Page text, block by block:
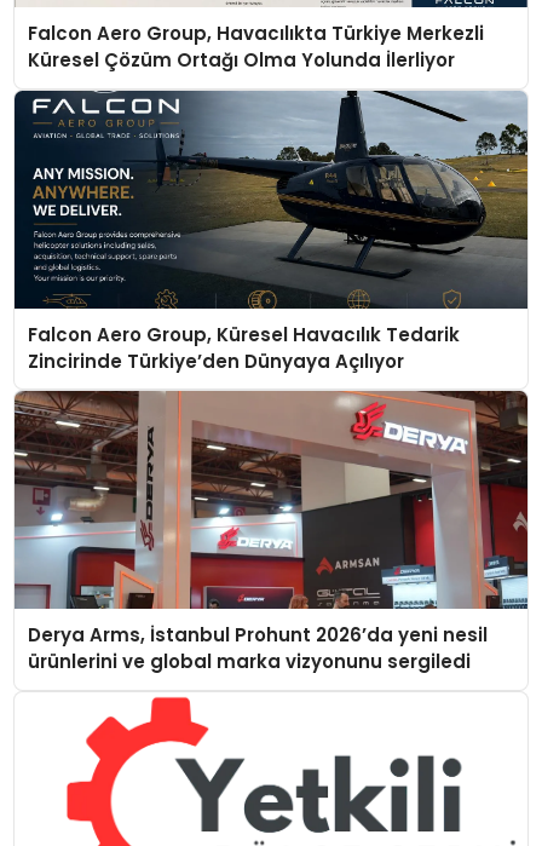
Falcon Aero Group, Havacılıkta Türkiye Merkezli
Küresel Çözüm Ortağı Olma Yolunda İlerliyor
Falcon Aero Group, Küresel Havacılık Tedarik
Zincirinde Türkiye’den Dünyaya Açılıyor
Derya Arms, İstanbul Prohunt 2026’da yeni nesil
ürünlerini ve global marka vizyonunu sergiledi